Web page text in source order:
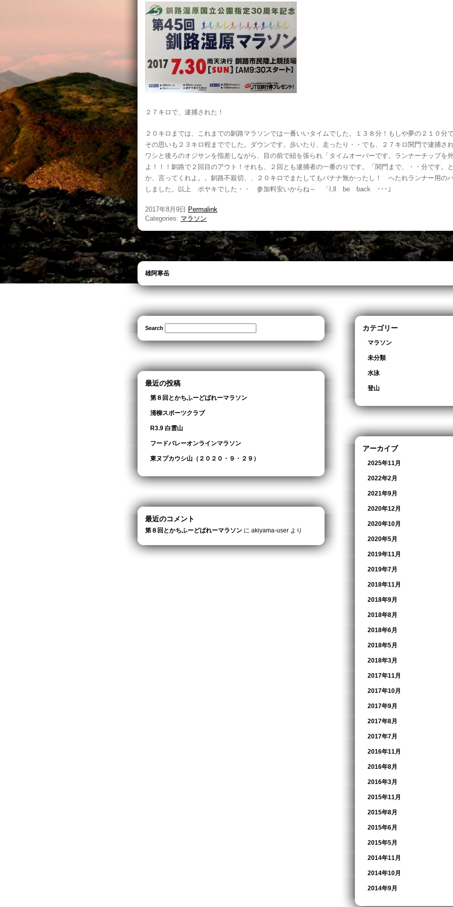
２７キロで、逮捕された！
２０キロまでは、これまでの釧路マラソンでは一番いいタイムでした。１３８分！もしや夢の２１０分
その思いも２３キロ程まででした。ダウンです。歩いたり、走ったり・・でも、２７キロ関門で逮捕さ
ワシと後ろのオジサンを指差しながら、目の前で紐を張られ「タイムオーバーです。ランナーチップを
よ！！！釧路で２回目のアウト！それも、２回とも逮捕者の一番のりです。「関門まで、・・分です。
か、言ってくれよ。。釧路不親切、、２０キロでまたしてもバナナ無かったし！ へたれランナー用の
しました。以上 ボヤキでした・・ 参加料安いからね～ 「I,ll be back ･･･」
2017年8月9日 Permalink
Categories: マラソン
雄阿寒岳
Search
最近の投稿
第８回とかちふーどばれーマラソン
清柳スポーツクラブ
R3.9 白雲山
フードバレーオンラインマラソン
東ヌプカウシ山（２０２０・９・２９）
最近のコメント
第８回とかちふーどばれーマラソン に akiyama-user より
カテゴリー
マラソン
未分類
水泳
登山
アーカイブ
2025年11月
2022年2月
2021年9月
2020年12月
2020年10月
2020年5月
2019年11月
2019年7月
2018年11月
2018年9月
2018年8月
2018年6月
2018年5月
2018年3月
2017年11月
2017年10月
2017年9月
2017年8月
2017年7月
2016年11月
2016年8月
2016年3月
2015年11月
2015年8月
2015年6月
2015年5月
2014年11月
2014年10月
2014年9月